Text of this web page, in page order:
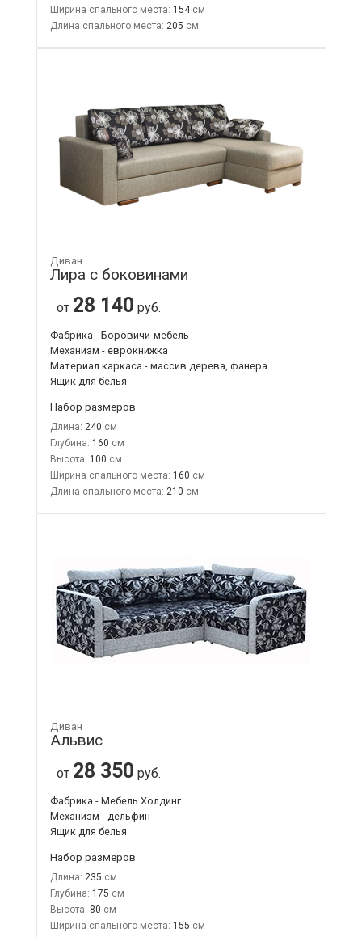
Ширина спального места: 154
Длина спального места: 205
Диван
Лира с боковинами
от 28 140 руб.
Фабрика - Боровичи-мебель
Механизм - еврокнижка
Материал каркаса - массив дерева, фанера
Ящик для белья
Набор размеров
Длина: 240
Глубина: 160
Высота: 100
Ширина спального места: 160
Длина спального места: 210
Диван
Альвис
от 28 350 руб.
Фабрика - Мебель Холдинг
Механизм - дельфин
Ящик для белья
Набор размеров
Длина: 235
Глубина: 175
Высота: 80
Ширина спального места: 155